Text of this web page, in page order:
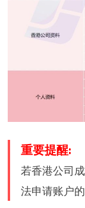
重要提醒:
若香港公司
法申请账户的